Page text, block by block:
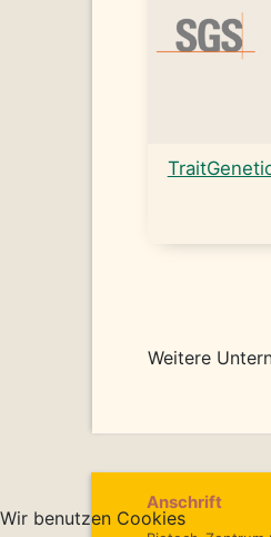
Weitere
Anschrift
Wir benutzen Cookies